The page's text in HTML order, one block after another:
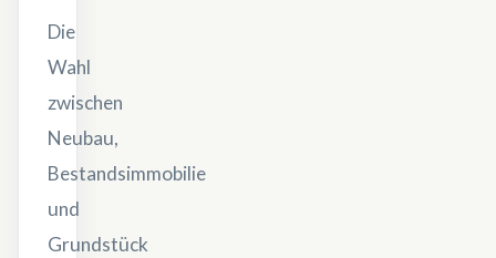
Die
Wahl
zwischen
Neubau,
Bestandsimmobilie
und
Grundstück